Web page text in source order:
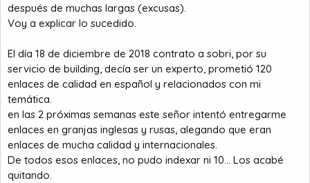
después de muchas largas (excusas).
Voy a explicar lo sucedido.
El día 18 de diciembre de 2018 contrato a sobri, por su
servicio de building, decía ser un experto, prometió 120
enlaces de calidad en español y relacionados con mi
temática.
en las 2 próximas semanas este señor intentó entregarme
enlaces en granjas inglesas y rusas, alegando que eran
enlaces de mucha calidad y internacionales.
De todos esos enlaces, no pudo indexar ni 10... Los acabé
quitando.